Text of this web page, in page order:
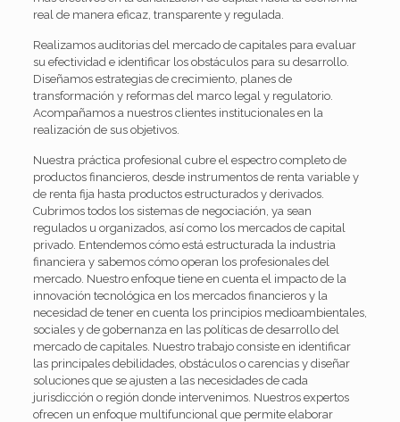
real de manera eficaz, transparente y regulada.
Realizamos auditorias del mercado de capitales para evaluar
su efectividad e identificar los obstáculos para su desarrollo.
Diseñamos estrategias de crecimiento, planes de
transformación y reformas del marco legal y regulatorio.
Acompañamos a nuestros clientes institucionales en la
realización de sus objetivos.
Nuestra práctica profesional cubre el espectro completo de
productos financieros, desde instrumentos de renta variable y
de renta fija hasta productos estructurados y derivados.
Cubrimos todos los sistemas de negociación, ya sean
regulados u organizados, así como los mercados de capital
privado. Entendemos cómo está estructurada la industria
financiera y sabemos cómo operan los profesionales del
mercado. Nuestro enfoque tiene en cuenta el impacto de la
innovación tecnológica en los mercados financieros y la
necesidad de tener en cuenta los principios medioambientales,
sociales y de gobernanza en las políticas de desarrollo del
mercado de capitales. Nuestro trabajo consiste en identificar
las principales debilidades, obstáculos o carencias y diseñar
soluciones que se ajusten a las necesidades de cada
jurisdicción o región donde intervenimos. Nuestros expertos
ofrecen un enfoque multifuncional que permite elaborar